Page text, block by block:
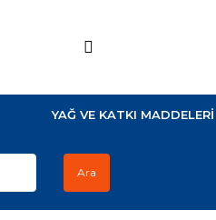
YAĞ VE KATKI MADDELERİ
Ara